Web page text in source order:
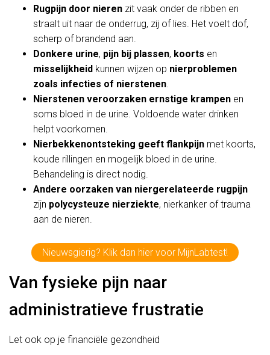
Rugpijn door nieren zit vaak onder de ribben en
straalt uit naar de onderrug, zij of lies. Het voelt dof,
scherp of brandend aan.
Donkere urine, pijn bij plassen, koorts en
misselijkheid kunnen wijzen op nierproblemen
zoals infecties of nierstenen.
Nierstenen veroorzaken ernstige krampen en
soms bloed in de urine. Voldoende water drinken
helpt voorkomen.
Nierbekkenontsteking geeft flankpijn met koorts,
koude rillingen en mogelijk bloed in de urine.
Behandeling is direct nodig.
Andere oorzaken van niergerelateerde rugpijn
zijn polycysteuze nierziekte, nierkanker of trauma
aan de nieren.
Nieuwsgierig? Klik dan hier voor MijnLabtest!
Van fysieke pijn naar
administratieve frustratie
Let ook op je financiële gezondheid